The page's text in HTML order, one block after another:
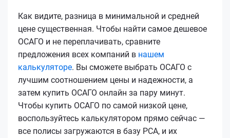
Как видите, разница в минимальной и средней
цене существенная. Чтобы найти самое дешевое
ОСАГО и не переплачивать, сравните
предложения всех компаний в нашем
калькуляторе. Вы сможете выбрать ОСАГО с
лучшим соотношением цены и надежности, а
затем купить ОСАГО онлайн за пару минут.
Чтобы купить ОСАГО по самой низкой цене,
воспользуйтесь калькулятором прямо сейчас —
все полисы загружаются в базу РСА, и их